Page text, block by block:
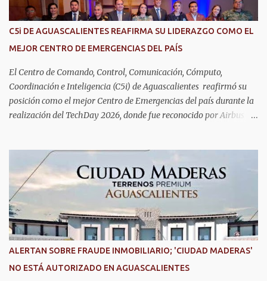
C5i DE AGUASCALIENTES REAFIRMA SU LIDERAZGO COMO EL
MEJOR CENTRO DE EMERGENCIAS DEL PAÍS
El Centro de Comando, Control, Comunicación, Cómputo,
Coordinación e Inteligencia (C5i) de Aguascalientes reafirmó su
posición como el mejor Centro de Emergencias del país durante la
realización del TechDay 2026, donde fue reconocido por Airbus
seguridad pública y la atención de emergencias. Este encuentro
reunió a autoridades, especialistas nacionales e internacionales y
representantes de instituciones de seguridad para intercambiar
conocimientos y conocer las tendencias más avanzadas en la
materia. La titular del C5i, Michelle Olmos Álvarez, señaló que este
reconocimiento es resultado de la capacidad operativa, la
infraestructura tecnológica de vanguardia y los modelos
innovadores de coordinación institucional que distinguen al C5i de
Aguascalientes, posicionándose como un referente nacional en
ALERTAN SOBRE FRAUDE INMOBILIARIO; 'CIUDAD MADERAS'
NO ESTÁ AUTORIZADO EN AGUASCALIENTES